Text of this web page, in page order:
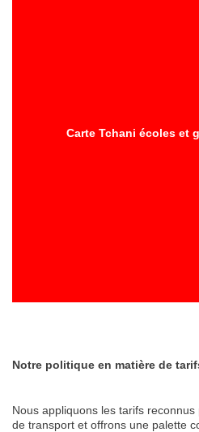
Carte Tchani écoles et
Notre politique en matière de
Nous appliquons les tarifs
de transport et offrons une palette